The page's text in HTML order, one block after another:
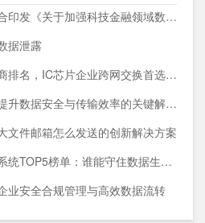
中国人民银行等九部门联合印发《关于加强科技金融领域数据开发利用的通知》
据泄露
一文看懂文件摆渡系统厂商排名，IC芯片企业跨网交换首选方案
文件摆渡系统产品有哪些提升数据安全与传输效率的关键解决方案
文件邮箱怎么发送的创新解决方案
锂电池行业安全数据交换系统TOP5榜单：谁能守住数据生命线？
业安全合规管理与高效数据流转